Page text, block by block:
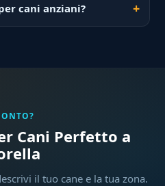
cani anziani?
Cani Perfetto a
il tuo cane e la tua zona.